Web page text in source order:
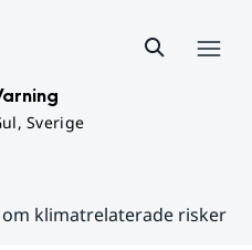
Sverige
klimatrelaterade risker